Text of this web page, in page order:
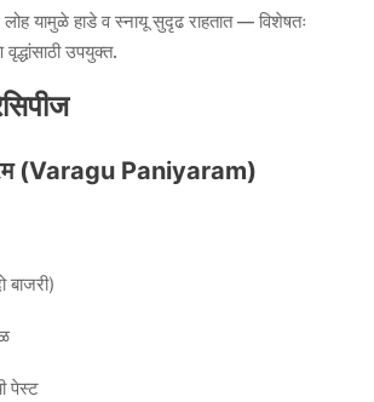
यामुळे हाडे व स्नायू सुदृढ राहतात — विशेषतः
वृद्धांसाठी उपयुक्त.
(Varagu Paniyaram)
बाजरी)
पेस्ट